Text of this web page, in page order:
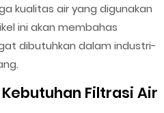
kualitas air yang digunakan
ini akan membahas
dibutuhkan dalam industri-
Filtrasi Air